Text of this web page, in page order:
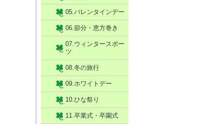
05.バレンタインデー
06.節分・恵方巻き
07.ウィンタースポー
ツ
08.冬の旅行
09.ホワイトデー
10.ひな祭り
11.卒業式・卒園式